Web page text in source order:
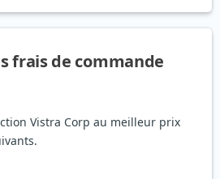
frais de commande
Vistra Corp au meilleur prix